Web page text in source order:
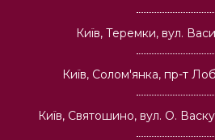
Київ, Теремки, вул.
Київ, Солом'янка, пр-т
Київ, Святошино, вул. О.